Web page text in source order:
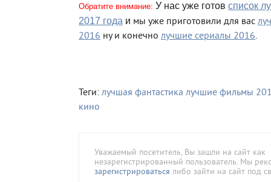
Обратите внимание: У нас уже готов список
2017 года и мы уже приготовили для вас
2016 ну и конечно лучшие сериалы 2016.
Теги: лучшая фантастика лучшие фильмы
кино
Уважаемый посетитель, Вы зашли на сайт как
незарегистрированный пользователь. Мы
зарегистрироваться либо зайти на сайт под